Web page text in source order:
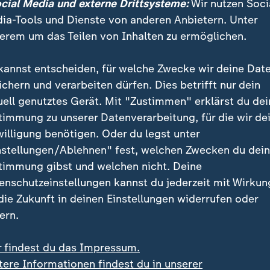
besonders schwer zu
der 1960er bis 1990er ist dank
Verbreitung von Emulatoren relativ gut
auf die großen Märkte USAundJapan
. Ab
Vertriebsplattformen massiv an Bedeutung. "Weil
und viele Spiele heute mit einer digitalen
[DRM] versehen und dadurch geschützt sind, wird
wirklich zu besitzen", sagt Laura Schmidt,
und Medien Karlsruhe (ZKM).
es gibt
Media und externe Drittsysteme:Wir nutzen
Tools und Dienste von anderen Anbietern. Unter
um das Teilen von Inhalten zu ermöglichen.
entscheiden, für welche Zwecke wir deine
und verarbeiten dürfen. Dies betrifft nur dein
genutztes Gerät. Mit "Zustimmen" erklärst du
zu unserer Datenverarbeitung, für die wir
benötigen. Oder du legst unter
Ablehnen" fest, welchen Zwecken du
gibst und welchen nicht. Deine
kannst du jederzeit mit
Zukunft in deinen Einstellungen widerrufen oder
findest du das Impressum.
Informationen findest du in unserer